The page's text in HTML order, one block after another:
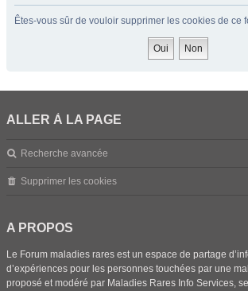
Êtes-vous sûr de vouloir supprimer les cookies de ce
ALLER À LA PAGE
Recherche avancée
Supprimer les cookies
A PROPOS
Le Forum maladies rares est un espace de partage
d’expériences pour les personnes touchées par une
proposé et modéré par Maladies Rares Info Services,